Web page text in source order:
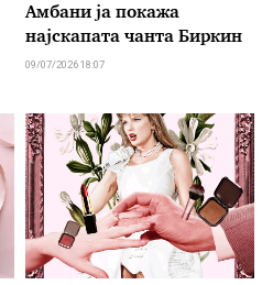
Амбани ја покажа
најскапата чанта Биркин
09/07/2026 18:07